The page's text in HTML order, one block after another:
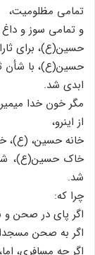
تمامی مظلومیت،
و تمامی سوز و داغ
حسین(ع)، برای
حسین(ع)، با شأن
ابدی شد.
مگر خون خدا
از اینرو،
خانه حسین، (ع)،
خاک حسین(ع)،
شد.
چرا که:
اگر پای در صحن و
اگر به صحن
اگر چه مسافری،